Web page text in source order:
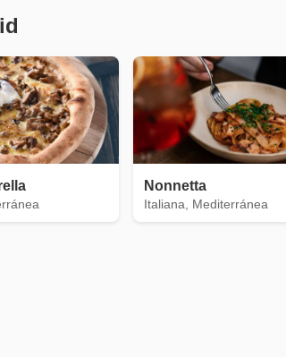
Nonnetta
Italiana, Mediterránea